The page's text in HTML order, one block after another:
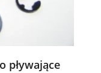
pływające